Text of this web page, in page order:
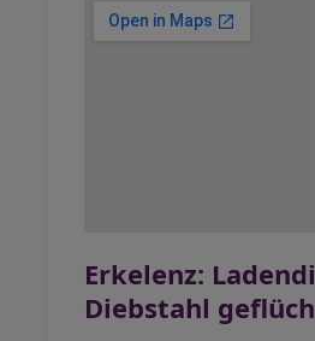
Erkelenz:
Diebstahl